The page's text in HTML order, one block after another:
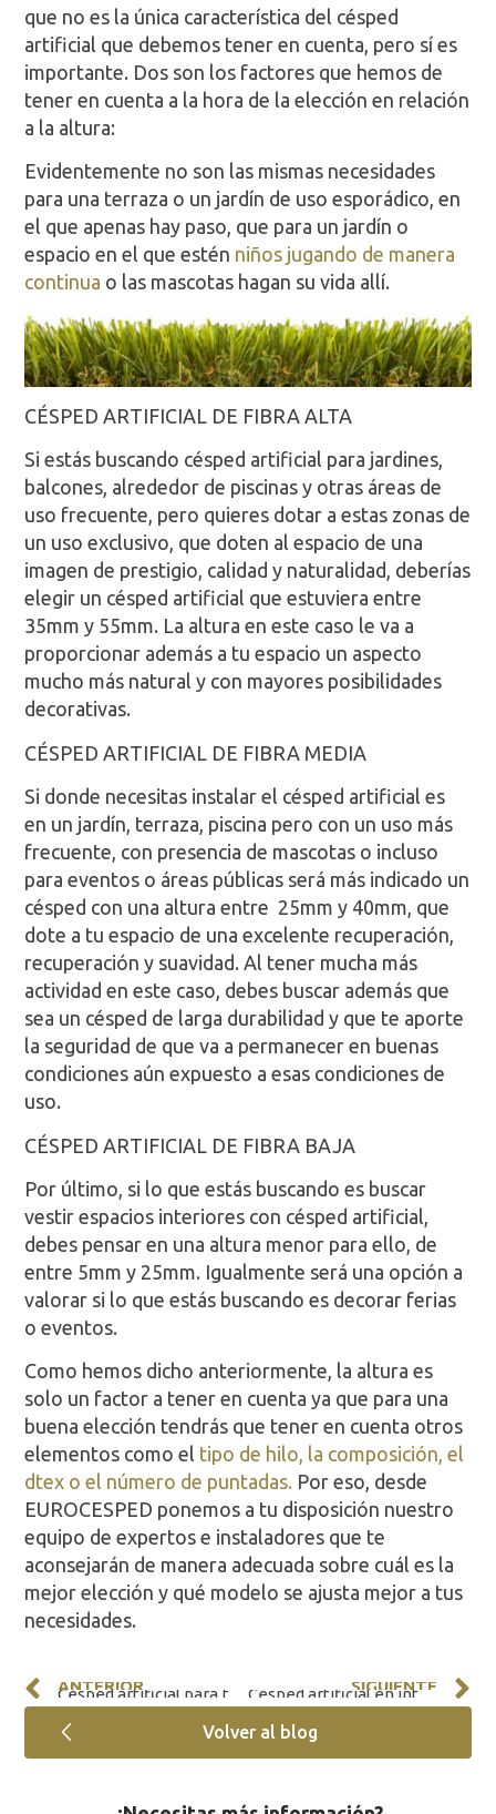
que no es la única característica del césped
artificial que debemos tener en cuenta, pero sí es
importante. Dos son los factores que hemos de
tener en cuenta a la hora de la elección en relación
a la altura:
Evidentemente no son las mismas necesidades
para una terraza o un jardín de uso esporádico, en
el que apenas hay paso, que para un jardín o
espacio en el que estén niños jugando de manera
continua o las mascotas hagan su vida allí.
CÉSPED ARTIFICIAL DE FIBRA ALTA
Si estás buscando césped artificial para jardines,
balcones, alrededor de piscinas y otras áreas de
uso frecuente, pero quieres dotar a estas zonas de
un uso exclusivo, que doten al espacio de una
imagen de prestigio, calidad y naturalidad, deberías
elegir un césped artificial que estuviera entre
35mm y 55mm. La altura en este caso le va a
proporcionar además a tu espacio un aspecto
mucho más natural y con mayores posibilidades
decorativas.
CÉSPED ARTIFICIAL DE FIBRA MEDIA
Si donde necesitas instalar el césped artificial es
en un jardín, terraza, piscina pero con un uso más
frecuente, con presencia de mascotas o incluso
para eventos o áreas públicas será más indicado un
césped con una altura entre 25mm y 40mm, que
dote a tu espacio de una excelente recuperación,
recuperación y suavidad. Al tener mucha más
actividad en este caso, debes buscar además que
sea un césped de larga durabilidad y que te aporte
la seguridad de que va a permanecer en buenas
condiciones aún expuesto a esas condiciones de
uso.
CÉSPED ARTIFICIAL DE FIBRA BAJA
Por último, si lo que estás buscando es buscar
vestir espacios interiores con césped artificial,
debes pensar en una altura menor para ello, de
entre 5mm y 25mm. Igualmente será una opción a
valorar si lo que estás buscando es decorar ferias
o eventos.
Como hemos dicho anteriormente, la altura es
solo un factor a tener en cuenta ya que para una
buena elección tendrás que tener en cuenta otros
elementos como el tipo de hilo, la composición, el
dtex o el número de puntadas. Por eso, desde
EUROCESPED ponemos a tu disposición nuestro
equipo de expertos e instaladores que te
aconsejarán de manera adecuada sobre cuál es la
mejor elección y qué modelo se ajusta mejor a tus
necesidades.
ANTERIOR Césped artificial para fútbol Indoor. ¡El nuevo estilo ha llegado! SIGUIENTE
Césped artificial en interior. Una alternativa a las moquetas y las alfombras.
Volver al blog